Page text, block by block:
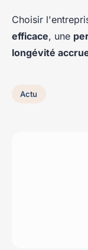
Choisir
efficace, une
longévité
Actu